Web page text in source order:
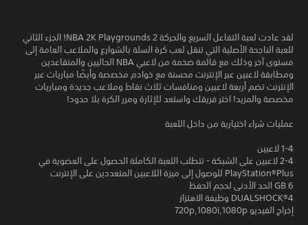
لقد عادت لعبة التفاعل السريع والحركة NBA 2K Playgrounds 2! الجزء الثاني
للعبة الناجحة الأصلية التي تنقل لعب كرة السلة بالشوارع والملاعب العامة إلى
مستوى آخر وذلك مع قائمة ضخمة من لاعبي NBA الحاليين والمتقاعدين
ومطابقة لاعبين عبر الإنترنت محسنة مع خوادم مخصصة وأيضًا مباريات عبر
الإنترنت تضم أربعة لاعبين ومنافسات ثلاث نقاط وملاعب جديدة ومباريات
مخصصة والمزيد! اختر فريقك واستعد للإثارة ومرر الكرة بلا حدود!
عمليات شراء اختيارية من داخل اللعبة
1-4 لاعبين
2-4 لاعبين على الشبكة - تتطلب اللعبة الكاملة الحصول على العضوية في
PlayStation®Plus للوصول إلى ميزة اللاعبين المتعددين على الإنترنت
6 GB الحد الأدنى لحجم الحفظ
DUALSHOCK‎®4 وظيفة الاهتزاز
إخراج الفيديو 720p,1080i,1080p